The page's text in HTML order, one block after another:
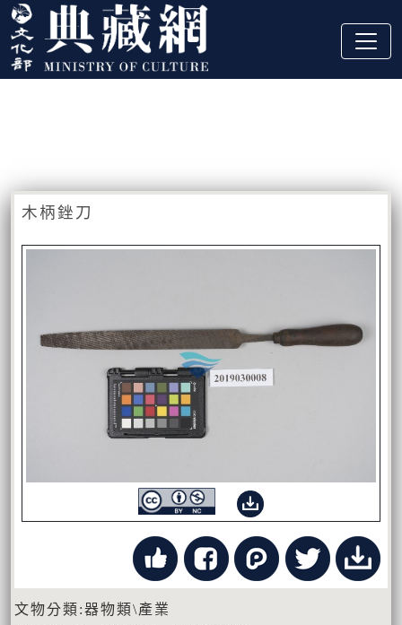
跳到主要內容
:::
木柄銼刀
文物分類:器物類\產業